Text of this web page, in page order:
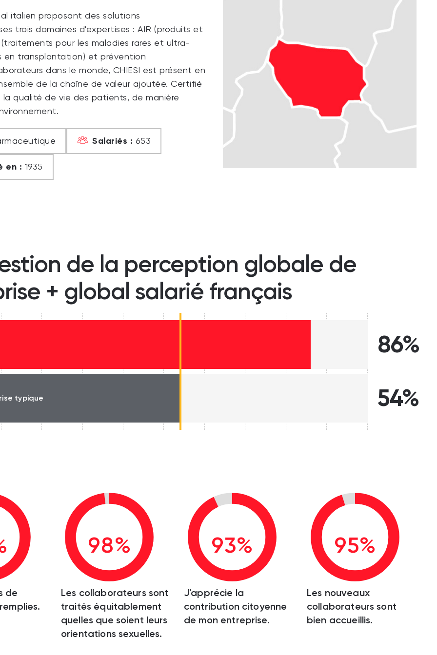
italien proposant des solutions
trois domaines d'expertises : AIR (produits et
pour les maladies rares et ultra-
en transplantation) et prévention
dans le monde, CHIESI est présent en
de la chaîne de valeur ajoutée. Certifié
la qualité de vie des patients, de manière
Salariés : 653
en : 1935
de la perception globale de
+ global salarié français
86%
typique 54%
de
98%
Les collaborateurs sont
traités équitablement
quelles que soient leurs
orientations sexuelles.
93%
J'apprécie la
contribution citoyenne
de mon entreprise.
95%
Les nouveaux
collaborateurs sont
bien accueillis.